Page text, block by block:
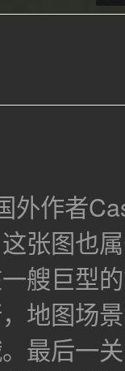
外作者
这张图也
艘巨型
地图场
最后一